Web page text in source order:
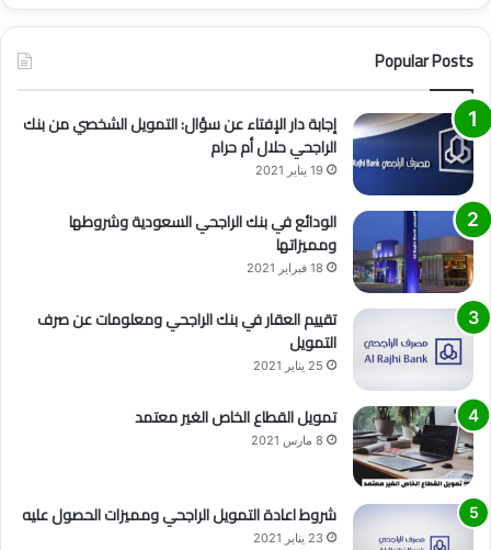
Popular Posts
إجابة دار الإفتاء عن سؤال: التمويل الشخصي من بنك
الراجحي حلال أم حرام
19 يناير 2021
الودائع في بنك الراجحي السعودية وشروطها
ومميزاتها
18 فبراير 2021
تقييم العقار في بنك الراجحي ومعلومات عن صرف
التمويل
25 يناير 2021
تمويل القطاع الخاص الغير معتمد
8 مارس 2021
شروط اعادة التمويل الراجحي ومميزات الحصول عليه
23 يناير 2021